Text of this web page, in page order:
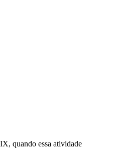
quando essa atividade